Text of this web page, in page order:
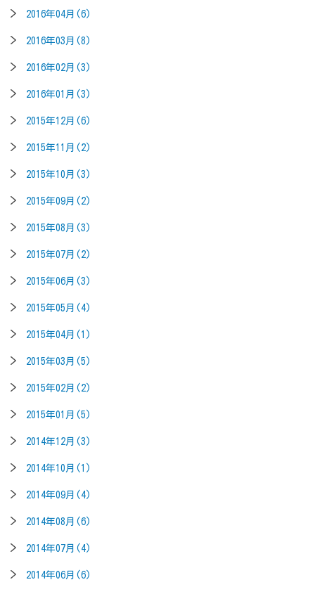
2016年04月(6)
2016年03月(8)
2016年02月(3)
2016年01月(3)
2015年12月(6)
2015年11月(2)
2015年10月(3)
2015年09月(2)
2015年08月(3)
2015年07月(2)
2015年06月(3)
2015年05月(4)
2015年04月(1)
2015年03月(5)
2015年02月(2)
2015年01月(5)
2014年12月(3)
2014年10月(1)
2014年09月(4)
2014年08月(6)
2014年07月(4)
2014年06月(6)